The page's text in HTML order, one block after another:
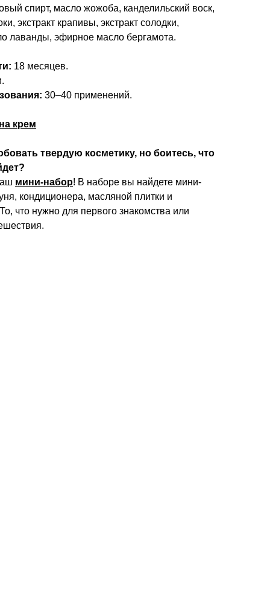
спирт, масло жожоба, канделильский воск,
экстракт крапивы, экстракт солодки,
лаванды, эфирное масло бергамота.
18 месяцев.
30–40 применений.
крем
твердую косметику, но боитесь, что
мини-набор! В наборе вы найдете мини-
кондиционера, масляной плитки и
что нужно для первого знакомства или